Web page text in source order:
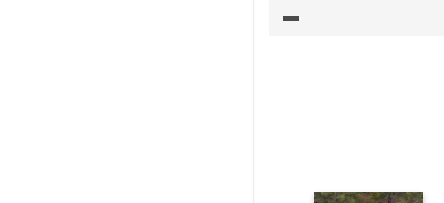
informace o výživových